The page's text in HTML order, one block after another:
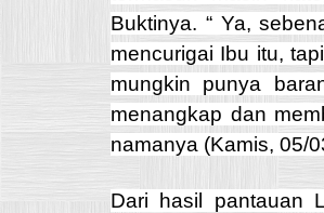
Buktinya. “ Ya,
mencurigai Ibu itu,
mungkin punya
menangkap dan
namanya (Kamis, 05/
Dari hasil pantauan